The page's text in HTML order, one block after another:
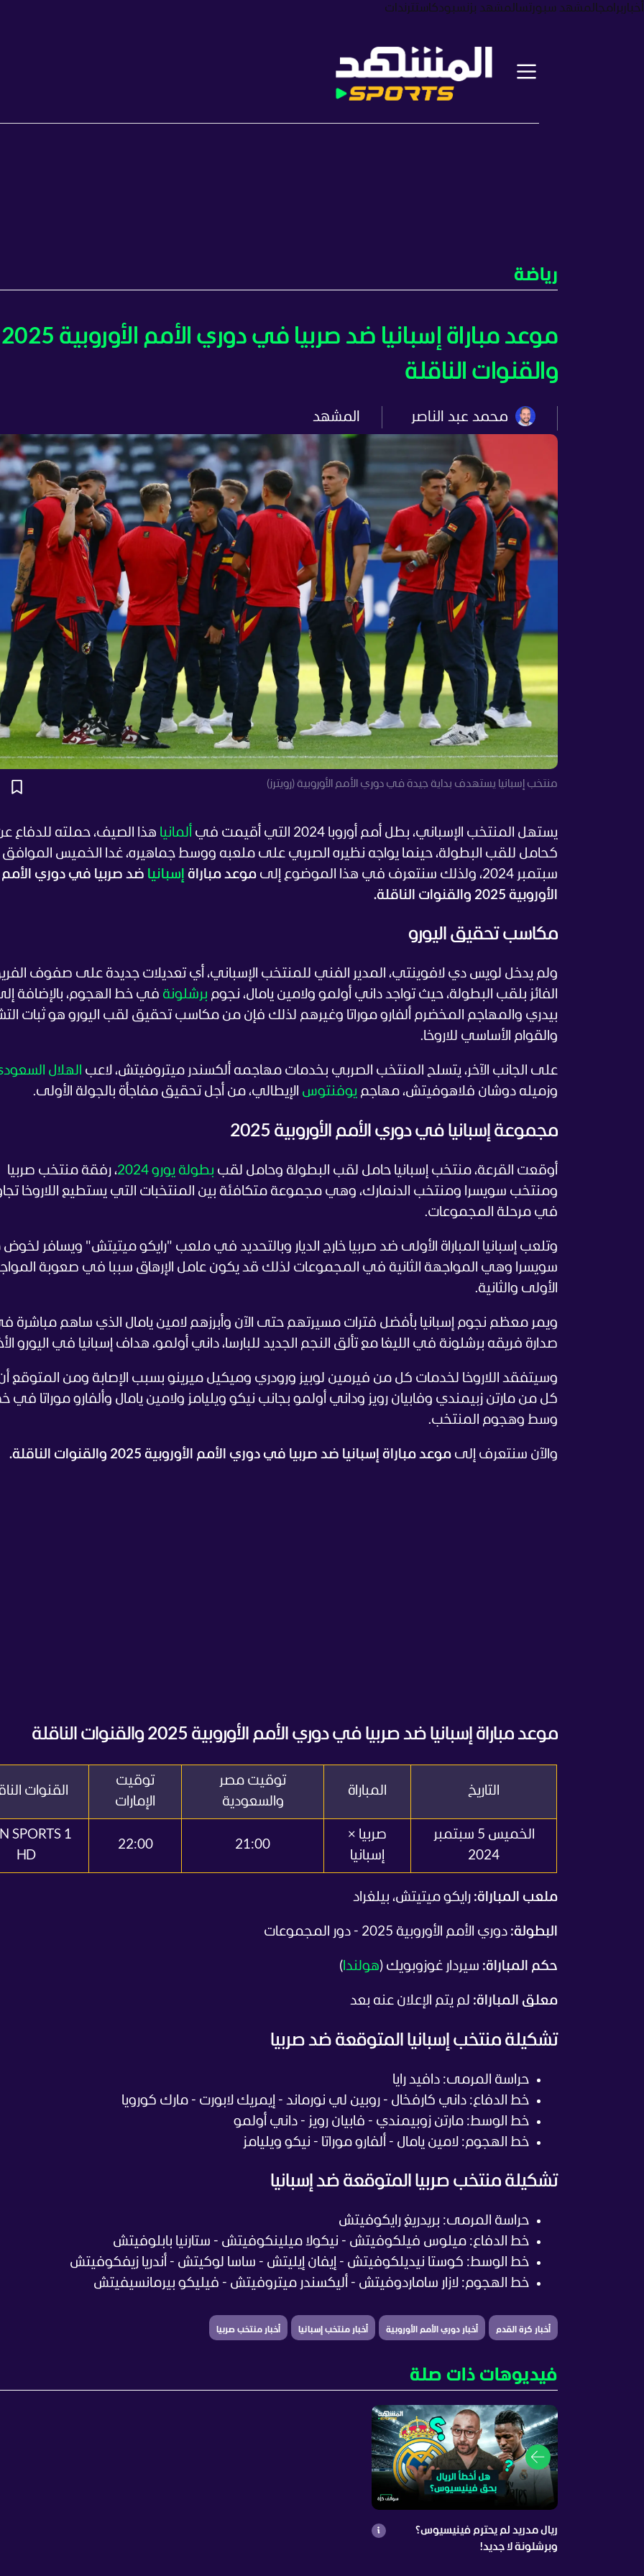
أخبار برامجالمشهد سبورتسالمشهد بزنسبودكاستترندات
رياضة
موعد مباراة إسبانيا ضد صربيا في دوري الأمم الأوروبية 2025
والقنوات الناقلة
محمد عبد الناصر المشهد
منتخب إسبانيا يستهدف بداية جيدة في دوري الأمم الأوروبية (رويترز)
يستهل المنتخب الإسباني، بطل أمم أوروبا 2024 التي أقيمت في ألمانيا هذا الصيف، حملته للدفاع
سبتمبر 2024، ولذلك سنتعرف في هذا الموضوع إلى
موعد مباراة إسبانيا ضد صربيا في دوري الأمم
الأوروبية 2025 والقنوات الناقلة.
مكاسب تحقيق اليورو
ولم يدخل لويس دي لافوينتي، المدير الفني للمنتخب الإسباني، أي تعديلات جديدة على صفوف
الفائز بلقب البطولة، حيث تواجد داني أولمو ولامين يامال، نجوم برشلونة في خط الهجوم، بالإضافة
بيدري والمهاجم المخضرم ألفارو موراتا وغيرهم لذلك فإن من مكاسب تحقيق لقب اليورو هو ثبات
والقوام الأساسي للاروخا.
على الجانب الآخر، يتسلح المنتخب الصربي بخدمات مهاجمه ألكسندر ميتروفيتش، لاعب الهلال
وزميله دوشان فلاهوفيتش، مهاجم يوفنتوس الإيطالي، من أجل تحقيق مفاجأة بالجولة الأولى.
مجموعة إسبانيا في دوري الأمم الأوروبية 2025
أوقعت القرعة، منتخب إسبانيا حامل لقب البطولة وحامل لقب بطولة يورو 2024
، رفقة منتخب صربيا
ومنتخب سويسرا ومنتخب الدنمارك، وهي مجموعة متكافئة بين المنتخبات التي يستطيع اللاروخا
في مرحلة المجموعات.
وتلعب إسبانيا المباراة الأولى ضد صربيا خارج الديار وبالتحديد في ملعب "رايكو ميتيتش" ويسافر لخوض
سويسرا وهي المواجهة الثانية في المجموعات لذلك قد يكون عامل الإرهاق سببا في صعوبة
الأولى والثانية.
ويمر معظم نجوم إسبانيا بأفضل فترات مسيرتهم حتى الآن وأبرزهم لامين يامال الذي ساهم مباشرة
صدارة فريقه برشلونة في الليغا مع تألق النجم الجديد للبارسا، داني أولمو، هداف إسبانيا في اليورو
وسيتفقد اللاروخا لخدمات كل من فيرمين لوبيز ورودري وميكيل ميرينو بسبب الإصابة ومن المتوقع
كل من مارتن زبيمندي وفابيان رويز وداني أولمو بجانب نيكو ويليامز ولامين يامال وألفارو موراتا في
وسط وهجوم المنتخب.
والآن سنتعرف إلى موعد مباراة إسبانيا ضد صربيا في دوري الأمم الأوروبية 2025 والقنوات الناقلة.
موعد مباراة إسبانيا ضد صربيا في دوري الأمم الأوروبية 2025 والقنوات الناقلة
التاريخ المباراة
توقيت مصر
والسعودية
توقيت
الإمارات
القنوات
الخميس 5 سبتمبر
2024
صربيا ×
إسبانيا
21:00
22:00
SPORTS 1
HD
ملعب المباراة: رايكو ميتيتش، بيلغراد
البطولة: دوري الأمم الأوروبية 2025 - دور المجموعات
حكم المباراة: سيردار غوزوبويك (هولندا )
معلق المباراة: لم يتم الإعلان عنه بعد
تشكيلة منتخب إسبانيا المتوقعة ضد صربيا
حراسة المرمى: دافيد رايا
خط الدفاع: داني كارفخال - روبين لي نورماند - إيمريك لابورت - مارك كورويا
خط الوسط: مارتن زوبيمندي - فابيان رويز - داني أولمو
خط الهجوم: لامين يامال - ألفارو موراتا - نيكو ويليامز
تشكيلة منتخب صربيا المتوقعة ضد إسبانيا
حراسة المرمى: بريدريغ رايكوفيتش
خط الدفاع: ميلوس فيلكوفيتش - نيكولا ميلينكوفيتش - ستارنيا بابلوفيتش
خط الوسط: كوستا نيديلكوفيتش - إيفان إيليتش - ساسا لوكيتش - أندريا زيفكوفيتش
خط الهجوم: لازار ساماردوفيتش - أليكسندر ميتروفيتش - فيليكو بيرمانسيفيتش
أخبار كرة القدم أخبار دوري الأمم الأوروبية أخبار منتخب إسبانيا أخبار منتخب صربيا
فيديوهات ذات صلة
ريال مدريد لم يحترم فينيسيوس؟
وبرشلونة لا جديد!